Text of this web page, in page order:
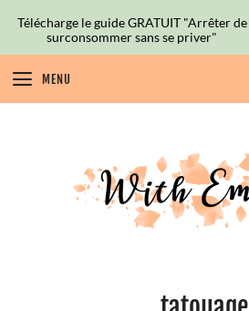
MENU
Télécharge le guide GRATUIT "Arrêter de
surconsommer sans se priver"